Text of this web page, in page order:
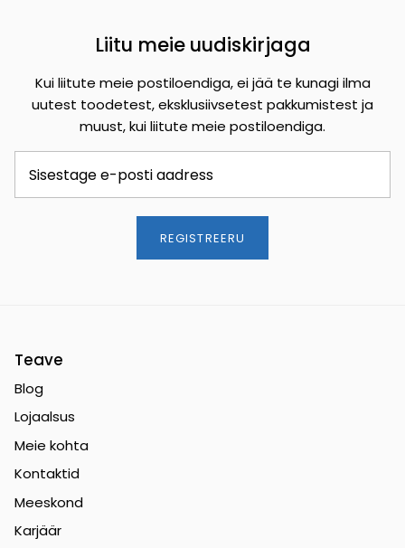
Liitu meie uudiskirjaga
Kui liitute meie postiloendiga, ei jää te kunagi ilma
uutest toodetest, eksklusiivsetest pakkumistest ja
muust, kui liitute meie postiloendiga.
REGISTREERU
Teave
Blog
Lojaalsus
Meie kohta
Kontaktid
Meeskond
Karjäär